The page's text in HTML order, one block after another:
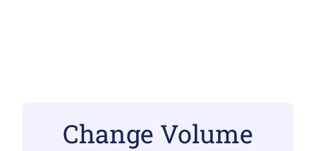
Change Volume